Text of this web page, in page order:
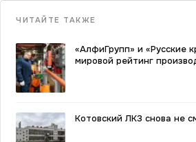
ЧИТАЙТЕ ТАКЖЕ
«АлфиГрупп» и «Русские
мировой рейтинг
Котовский ЛКЗ снова не